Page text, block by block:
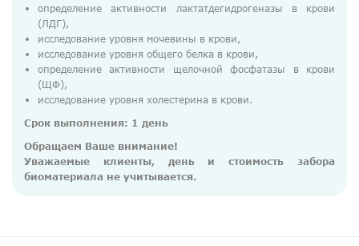
Справка для налоговой
определение активности лактатдегидрогеназы в крови
(ЛДГ),
исследование уровня мочевины в крови,
исследование уровня общего белка в крови,
определение активности щелочной фосфатазы в крови
(ЩФ),
исследование уровня холестерина в крови.
Срок выполнения: 1 день
Обращаем Ваше внимание!
Уважаемые клиенты, день и стоимость забора
биоматериала не учитывается.